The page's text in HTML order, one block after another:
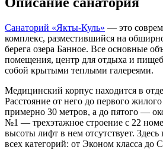
Санаторий «Якты-Куль» — это
комплекс, разместившийся на
берега озера Банное. Все основные
помещения, центр для отдыха и
собой крытыми теплыми галереями.
Медицинский корпус находится в
Расстояние от него до первого жилого
примерно 30 метров, а до пятого —
№1 — трехэтажное строение с 22
высоты лифт в нем отсутствует.
всех категорий: от Эконом класса до